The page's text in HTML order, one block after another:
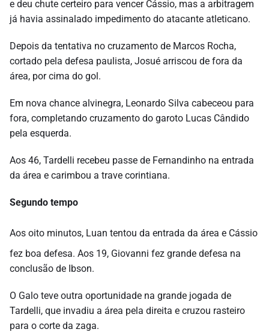
e deu chute certeiro para vencer Cássio, mas a arbitragem
já havia assinalado impedimento do atacante atleticano.
Depois da tentativa no cruzamento de Marcos Rocha,
cortado pela defesa paulista, Josué arriscou de fora da
área, por cima do gol.
Em nova chance alvinegra, Leonardo Silva cabeceou para
fora, completando cruzamento do garoto Lucas Cândido
pela esquerda.
Aos 46, Tardelli recebeu passe de Fernandinho na entrada
da área e carimbou a trave corintiana.
Segundo tempo
Aos oito minutos, Luan tentou da entrada da área e Cássio
fez boa defesa. Aos 19, Giovanni fez grande defesa na
conclusão de Ibson.
O Galo teve outra oportunidade na grande jogada de
Tardelli, que invadiu a área pela direita e cruzou rasteiro
para o corte da zaga.